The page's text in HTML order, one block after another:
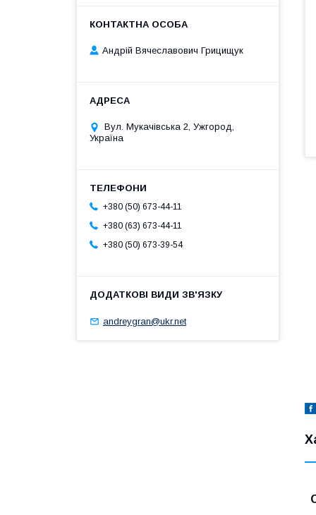
Андрій Вячеславович Грицищук
Вул. Мукачівська 2, Ужгород,
Україна
+380 (50) 673-44-11
+380 (63) 673-44-11
+380 (50) 673-39-54
andreygran@ukr.net